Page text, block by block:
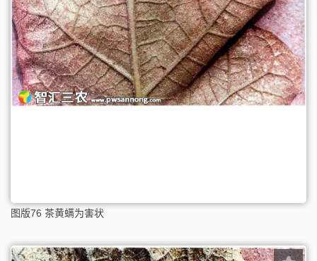
图版76 茶黄螨为害状